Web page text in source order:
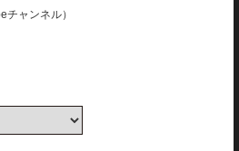
チャンネル）